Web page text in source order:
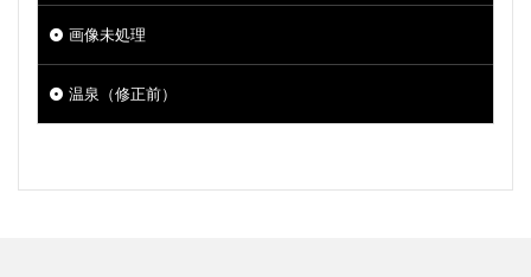
画像未処理
温泉（修正前）